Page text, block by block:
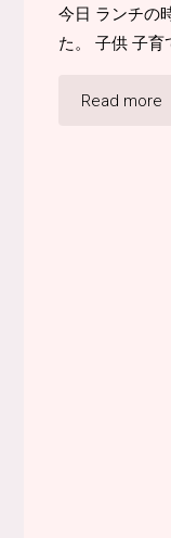
今日 ランチの
た。 子供 子育
Read more